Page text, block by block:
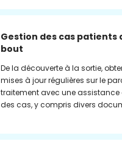
Gestion des cas patients
bout
De la découverte à la sortie,
mises à jour régulières sur le
traitement avec une assistance
des cas, y compris divers